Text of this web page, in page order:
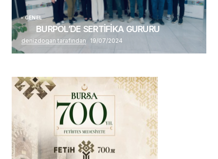
GENEL
BURPOL’DE SERTİFİKA GURURU
denizdogan tarafından 19/07/2024